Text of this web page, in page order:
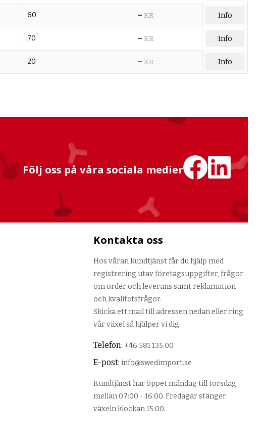
60 – KR Info
70 – KR Info
20 – KR Info
Följ oss på våra sociala medier
Kontakta oss
Hos våran kundtjänst får du hjälp med
registrering utav företagsuppgifter, frågor
om order och leverans samt reklamation
och kvalitetsfrågor.
Skicka ett mail till adressen nedan eller ring
vår växel så hjälper vi dig.
Telefon: +46 581 135 00
E-post: info@swedimport.se
Kundtjänst har öppet måndag till torsdag
mellan 07:00 - 16:00. Fredagar stänger
växeln klockan 15:00.